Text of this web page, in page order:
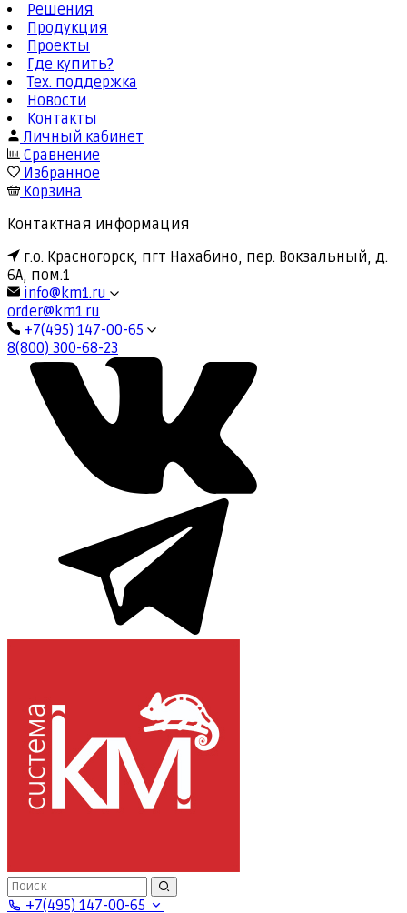
Решения
Продукция
Проекты
Где купить?
Тех. поддержка
Новости
Контакты
Личный кабинет
Сравнение
Избранное
Корзина
Контактная информация
г.о. Красногорск, пгт Нахабино, пер. Вокзальный, д.
6А, пом.1
info@km1.ru
order@km1.ru
+7(495) 147-00-65
8(800) 300-68-23
+7(495) 147-00-65